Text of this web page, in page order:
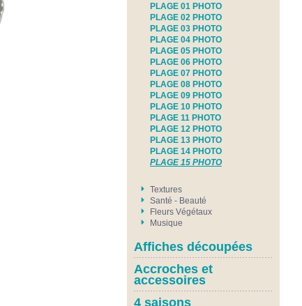
PLAGE 01 PHOTO
PLAGE 02 PHOTO
PLAGE 03 PHOTO
PLAGE 04 PHOTO
PLAGE 05 PHOTO
PLAGE 06 PHOTO
PLAGE 07 PHOTO
PLAGE 08 PHOTO
PLAGE 09 PHOTO
PLAGE 10 PHOTO
PLAGE 11 PHOTO
PLAGE 12 PHOTO
PLAGE 13 PHOTO
PLAGE 14 PHOTO
PLAGE 15 PHOTO
Textures
Santé - Beauté
Fleurs Végétaux
Musique
Affiches découpées
Accroches et
accessoires
4 saisons